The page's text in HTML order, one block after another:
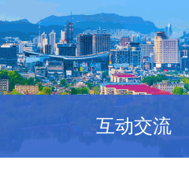
互动交流